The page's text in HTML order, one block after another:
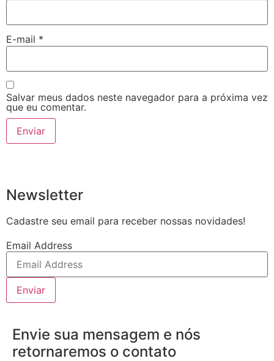
E-mail *
Salvar meus dados neste navegador para a próxima vez
que eu comentar.
Newsletter
Cadastre seu email para receber nossas novidades!
Email Address
Enviar
Envie sua mensagem e nós
retornaremos o contato